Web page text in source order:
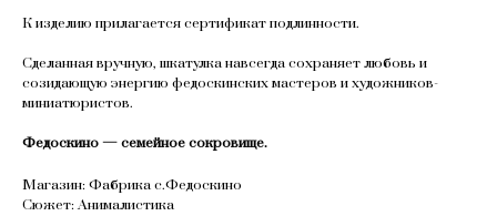
К изделию прилагается сертификат подлинности.
Сделанная вручную, шкатулка навсегда сохраняет любовь и
созидающую энергию федоскинских мастеров и художников-
миниатюристов.
Федоскино — семейное сокровище.
Магазин: Фабрика с.Федоскино
Сюжет: Анималистика